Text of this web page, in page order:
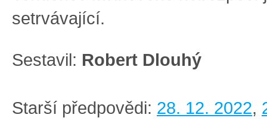
setrvávající.
Sestavil: Robert Dlouhý
Starší předpovědi: 28. 12. 2022,